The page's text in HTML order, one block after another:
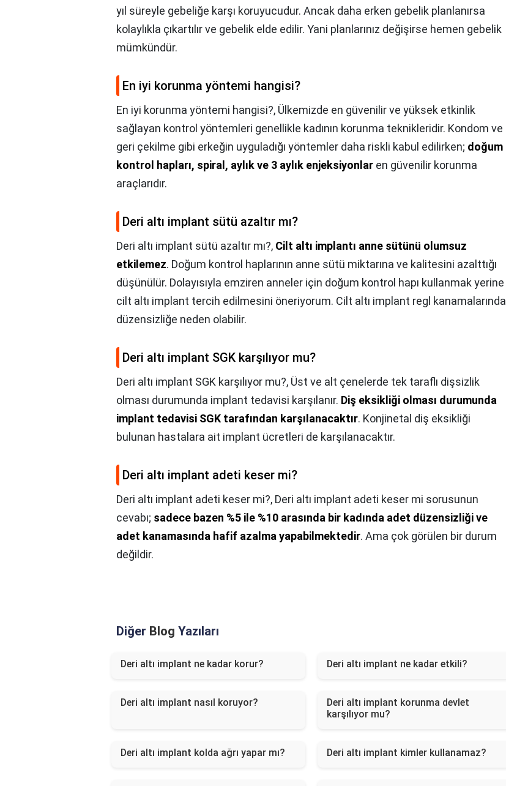
yıl süreyle gebeliğe karşı koruyucudur. Ancak daha erken gebelik planlanırsa
kolaylıkla çıkartılır ve gebelik elde edilir. Yani planlarınız değişirse hemen gebelik
mümkündür.
En iyi korunma yöntemi hangisi?
En iyi korunma yöntemi hangisi?, Ülkemizde en güvenilir ve yüksek etkinlik
sağlayan kontrol yöntemleri genellikle kadının korunma teknikleridir. Kondom ve
geri çekilme gibi erkeğin uyguladığı yöntemler daha riskli kabul edilirken; doğum
kontrol hapları, spiral, aylık ve 3 aylık enjeksiyonlar en güvenilir korunma
araçlarıdır.
Deri altı implant sütü azaltır mı?
Deri altı implant sütü azaltır mı?, Cilt altı implantı anne sütünü olumsuz
etkilemez. Doğum kontrol haplarının anne sütü miktarına ve kalitesini azalttığı
düşünülür. Dolayısıyla emziren anneler için doğum kontrol hapı kullanmak yerine
cilt altı implant tercih edilmesini öneriyorum. Cilt altı implant regl kanamalarında
düzensizliğe neden olabilir.
Deri altı implant SGK karşılıyor mu?
Deri altı implant SGK karşılıyor mu?, Üst ve alt çenelerde tek taraflı dişsizlik
olması durumunda implant tedavisi karşılanır. Diş eksikliği olması durumunda
implant tedavisi SGK tarafından karşılanacaktır. Konjinetal diş eksikliği
bulunan hastalara ait implant ücretleri de karşılanacaktır.
Deri altı implant adeti keser mi?
Deri altı implant adeti keser mi?, Deri altı implant adeti keser mi sorusunun
cevabı; sadece bazen %5 ile %10 arasında bir kadında adet düzensizliği ve
adet kanamasında hafif azalma yapabilmektedir. Ama çok görülen bir durum
değildir.
Diğer Blog Yazıları
Deri altı implant ne kadar korur? Deri altı implant ne kadar etkili?
Deri altı implant nasıl koruyor?
Deri altı implant korunma devlet
karşılıyor mu?
Deri altı implant kolda ağrı yapar mı? Deri altı implant kimler kullanamaz?